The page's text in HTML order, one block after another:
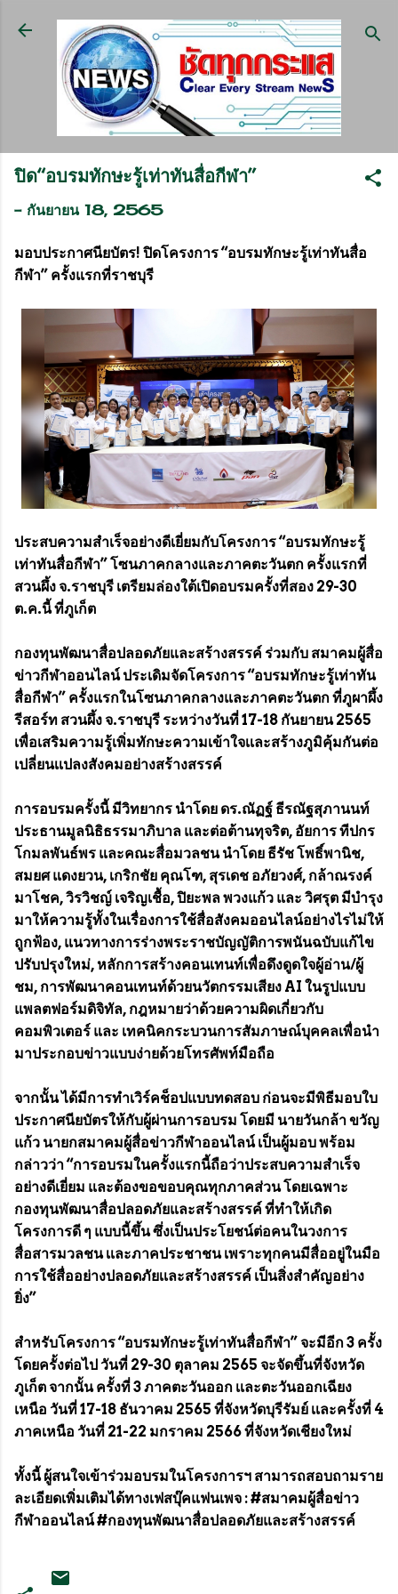
ข้ามไปที่เนื้อหาหลัก
ปิด“อบรมทักษะรู้เท่าทันสื่อกีฬา”
- กันยายน 18, 2565
มอบประกาศนียบัตร! ปิดโครงการ “อบรมทักษะรู้เท่าทันสื่อ
กีฬา” ครั้งแรกที่ราชบุรี
ประสบความสำเร็จอย่างดีเยี่ยมกับโครงการ “อบรมทักษะรู้
เท่าทันสื่อกีฬา” โซนภาคกลางและภาคตะวันตก ครั้งแรกที่
สวนผึ้ง จ.ราชบุรี เตรียมล่องใต้เปิดอบรมครั้งที่สอง 29-30
ต.ค.นี้ ที่ภูเก็ต
กองทุนพัฒนาสื่อปลอดภัยและสร้างสรรค์ ร่วมกับ สมาคมผู้สื่อ
ข่าวกีฬาออนไลน์ ประเดิมจัดโครงการ “อบรมทักษะรู้เท่าทัน
สื่อกีฬา” ครั้งแรกในโซนภาคกลางและภาคตะวันตก ที่ภูผาผึ้ง
รีสอร์ท สวนผึ้ง จ.ราชบุรี ระหว่างวันที่ 17-18 กันยายน 2565
เพื่อเสริมความรู้เพิ่มทักษะความเข้าใจเเละสร้างภูมิคุ้มกันต่อ
เปลี่ยนเเปลงสังคมอย่างสร้างสรรค์
การอบรมครั้งนี้ มีวิทยากร นำโดย ดร.ณัฏฐ์ ธีรณัฐสุภานนท์
ประธานมูลนิธิธรรมาภิบาล และต่อต้านทุจริต, อัยการ ทีปกร
โกมลพันธ์พร และคณะสื่อมวลชน นำโดย ธีรัช โพธิ์พานิช,
สมยศ แดงยวน, เกริกชัย คุณโฑ, สุรเดช อภัยวงศ์, กล้าณรงค์
มาโชค, วิรวิชญ์ เจริญเชื้อ, ปิยะพล พวงแก้ว และ วิศรุต มีบำรุง
มาให้ความรู้ทั้งในเรื่องการใช้สื่อสังคมออนไลน์อย่างไรไม่ให้
ถูกฟ้อง, แนวทางการร่างพระราชบัญญัติการพนันฉบับแก้ไข
ปรับปรุงใหม่, หลักการสร้างคอนเทนท์เพื่อดึงดูดใจผู้อ่าน/ผู้
ชม, การพัฒนาคอนเทนท์ด้วยนวัตกรรมเสียง AI ในรูปแบบ
แพลตฟอร์มดิจิทัล, กฎหมายว่าด้วยความผิดเกี่ยวกับ
คอมพิวเตอร์ และ เทคนิคกระบวนการสัมภาษณ์บุคคลเพื่อนำ
มาประกอบข่าวแบบง่ายด้วยโทรศัพท์มือถือ
จากนั้น ได้มีการทำเวิร์คช็อปแบบทดสอบ ก่อนจะมีพิธีมอบใบ
ประกาศนียบัตรให้กับผู้ผ่านการอบรม โดยมี นายวันกล้า ขวัญ
แก้ว นายกสมาคมผู้สื่อข่าวกีฬาออนไลน์ เป็นผู้มอบ พร้อม
กล่าวว่า “การอบรมในครั้งแรกนี้ถือว่าประสบความสำเร็จ
อย่างดีเยี่ยม และต้องขอขอบคุณทุกภาคส่วน โดยเฉพาะ
กองทุนพัฒนาสื่อปลอดภัยและสร้างสรรค์ ที่ทำให้เกิด
โครงการดี ๆ แบบนี้ขึ้น ซึ่งเป็นประโยชน์ต่อคนในวงการ
สื่อสารมวลชน เเละภาคประชาชน เพราะทุกคนมีสื่ออยู่ในมือ
การใช้สื่ออย่างปลอดภัยเเละสร้างสรรค์ เป็นสิ่งสำคัญอย่าง
ยิ่ง”
สำหรับโครงการ “อบรมทักษะรู้เท่าทันสื่อกีฬา” จะมีอีก 3 ครั้ง
โดยครั้งต่อไป วันที่ 29-30 ตุลาคม 2565 จะจัดขึ้นที่จังหวัด
ภูเก็ต จากนั้น ครั้งที่ 3 ภาคตะวันออก เเละตะวันออกเฉียง
เหนือ วันที่ 17-18 ธันวาคม 2565 ที่จังหวัดบุรีรัมย์ เเละครั้งที่ 4
ภาคเหนือ วันที่ 21-22 มกราคม 2566 ที่จังหวัดเชียงใหม่
ทั้งนี้ ผู้สนใจเข้าร่วมอบรมในโครงการฯ สามารถสอบถามราย
ละเอียดเพิ่มเติมได้ทางเฟสบุ๊คแฟนเพจ : #สมาคมผู้สื่อข่าว
กีฬาออนไลน์ #กองทุนพัฒนาสื่อปลอดภัยและสร้างสรรค์